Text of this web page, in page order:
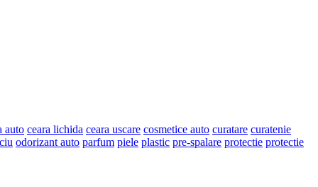
auto ceara lichida ceara uscare cosmetice auto curatare curatenie
odorizant auto parfum piele plastic pre-spalare protectie protectie